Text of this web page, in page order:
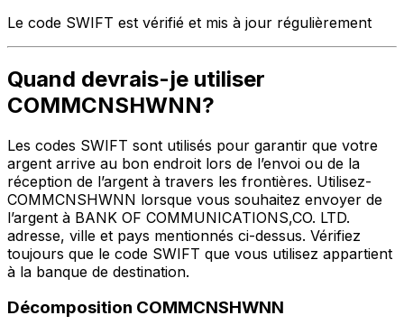
Le code SWIFT est vérifié et mis à jour régulièrement
Quand devrais-je utiliser
COMMCNSHWNN?
Les codes SWIFT sont utilisés pour garantir que votre
argent arrive au bon endroit lors de l’envoi ou de la
réception de l’argent à travers les frontières. Utilisez-
COMMCNSHWNN lorsque vous souhaitez envoyer de
l’argent à BANK OF COMMUNICATIONS,CO. LTD.
adresse, ville et pays mentionnés ci-dessus. Vérifiez
toujours que le code SWIFT que vous utilisez appartient
à la banque de destination.
Décomposition COMMCNSHWNN